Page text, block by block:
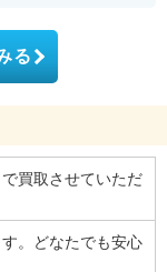
る
買取させていただ
。どなたでも安心